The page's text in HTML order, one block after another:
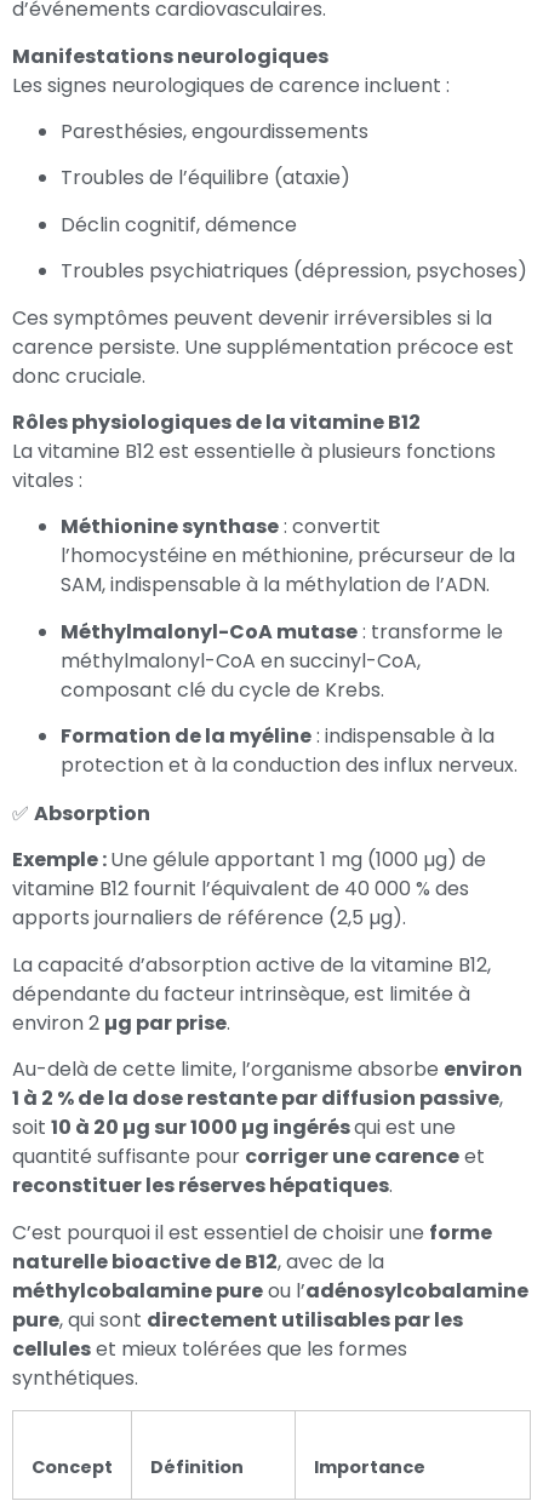
d’événements cardiovasculaires.
Manifestations neurologiques
Les signes neurologiques de carence incluent :
Paresthésies, engourdissements
Troubles de l’équilibre (ataxie)
Déclin cognitif, démence
Troubles psychiatriques (dépression, psychoses)
Ces symptômes peuvent devenir irréversibles si la
carence persiste. Une supplémentation précoce est
donc cruciale.
Rôles physiologiques de la vitamine B12
La vitamine B12 est essentielle à plusieurs fonctions
vitales :
Méthionine synthase: convertit
l’homocystéine en méthionine, précurseur de la
SAM, indispensable à la méthylation de l’ADN.
Méthylmalonyl-CoA mutase: transforme le
méthylmalonyl-CoA en succinyl-CoA,
composant clé du cycle de Krebs.
Formation de la myéline: indispensable à la
protection et à la conduction des influx nerveux.
✅ Absorption
Exemple :Une gélule apportant 1 mg (1000 µg) de
vitamine B12 fournit l’équivalent de 40 000 % des
apports journaliers de référence (2,5 µg).
La capacité d’absorption active de la vitamine B12,
dépendante du facteur intrinsèque, est limitée à
environ 2 µg par prise.
Au-delà de cette limite, l’organisme absorbe environ
1 à 2 % de la dose restante par diffusion passive,
soit 10 à 20 µg sur 1000 µg ingérésqui est une
quantité suffisante pour corriger une carenceet
reconstituer les réserves hépatiques.
C’est pourquoi il est essentiel de choisir une forme
naturelle bioactive de B12, avec de la
méthylcobalamine pureou l’adénosylcobalamine
pure, qui sont directement utilisables par les
celluleset mieux tolérées que les formes
synthétiques.
Concept Définition Importance